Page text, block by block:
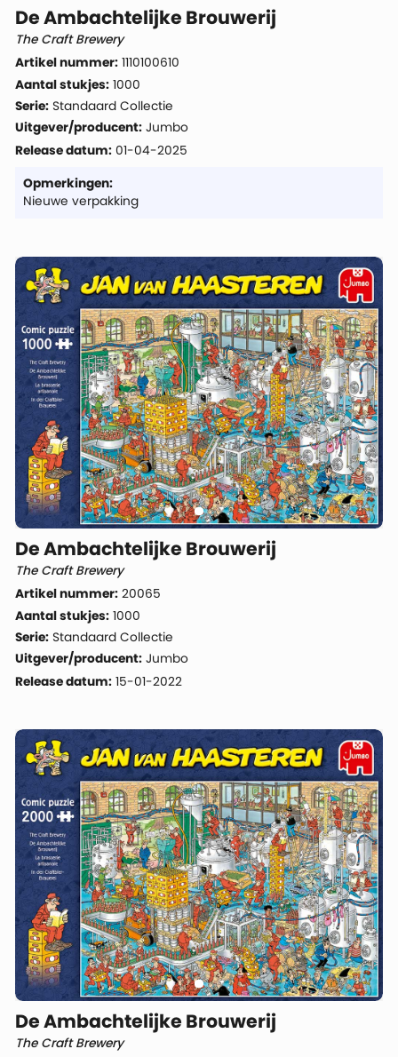
De Ambachtelijke Brouwerij
The Craft Brewery
Artikel nummer: 1110100610
Aantal stukjes: 1000
Serie: Standaard Collectie
Uitgever/producent: Jumbo
Release datum: 01-04-2025
Opmerkingen:
Nieuwe verpakking
De Ambachtelijke Brouwerij
The Craft Brewery
Artikel nummer: 20065
Aantal stukjes: 1000
Serie: Standaard Collectie
Uitgever/producent: Jumbo
Release datum: 15-01-2022
De Ambachtelijke Brouwerij
The Craft Brewery